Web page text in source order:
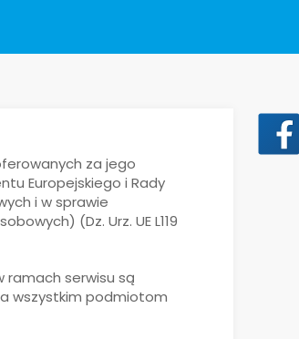
za jego
Europejskiego i Rady
i w sprawie
(Dz. Urz. UE L119
ramach serwisu są
wszystkim podmiotom